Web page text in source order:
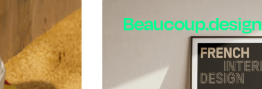
Beaucoup.design